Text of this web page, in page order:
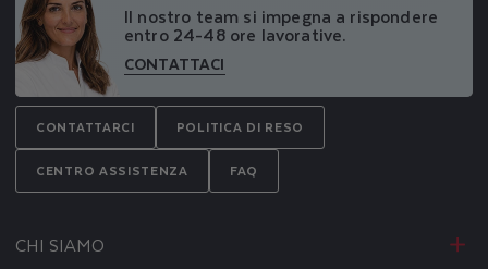
Il nostro team si impegna a rispondere
entro 24-48 ore lavorative.
CONTATTACI
CONTATTARCI POLITICA DI RESO
CENTRO ASSISTENZA FAQ
CHI SIAMO